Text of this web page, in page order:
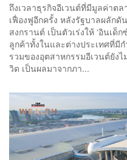
ถึงเวลาธุรกิจอีเวนต์ที่มีมูลค่าต
เฟื่องฟูอีกครั้ง หลังรัฐบาลผลักดั
สงกรานต์ เป็นตัวเร่งให้ ‘อินเด็
ลูกค้าทั้งในและต่างประเทศที่
รวมของอุตสาหกรรมอีเวนต์ยัง
วิด เป็นผลมาจากภา...